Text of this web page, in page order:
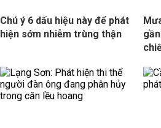
Chú ý 6 dấu hiệu này để phát
hiện sớm nhiễm trùng thận